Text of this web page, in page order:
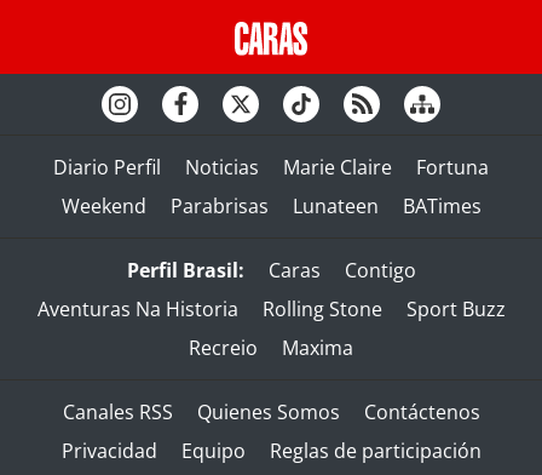
Diario Perfil Noticias Marie Claire
Fortuna
Weekend
Parabrisas Lunateen BATimes
Perfil Brasil: Caras
Contigo
Aventuras Na Historia
Rolling Stone
Sport Buzz
Recreio
Maxima
Canales RSS Quienes Somos
Contáctenos
Privacidad
Equipo Reglas de participación